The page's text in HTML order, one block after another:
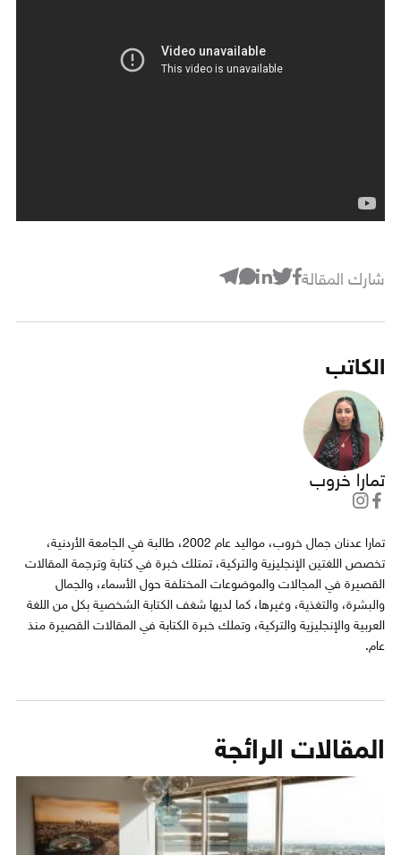
شارك المقالة
الكاتب
تمارا خروب
تمارا عدنان جمال خروب، مواليد عام 2002، طالبة في الجامعة الأردنية،
تخصص اللغتين الإنجليزية والتركية، تمتلك خبرة في كتابة وترجمة المقالات
القصيرة في المجالات والموضوعات المختلفة حول الأسماء، والجمال
والبشرة، والتغذية، وغيرها، كما لديها شغف الكتابة الشخصية بكل من اللغة
العربية والإنجليزية والتركية، وتملك خبرة الكتابة في المقالات القصيرة منذ
عام.
المقالات الرائجة